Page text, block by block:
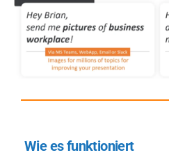
Wie es funktioniert